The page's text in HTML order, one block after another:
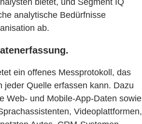
analytische Bedürfnisse
ab.
ein offenes Messprotokoll, das
jeder Quelle erfassen kann. Dazu
Web- und Mobile-App-Daten sowie
Videoplattformen,